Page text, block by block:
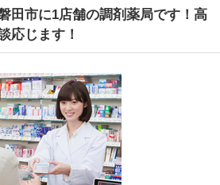
田市に1店舗の調剤薬局です！高
応じます！